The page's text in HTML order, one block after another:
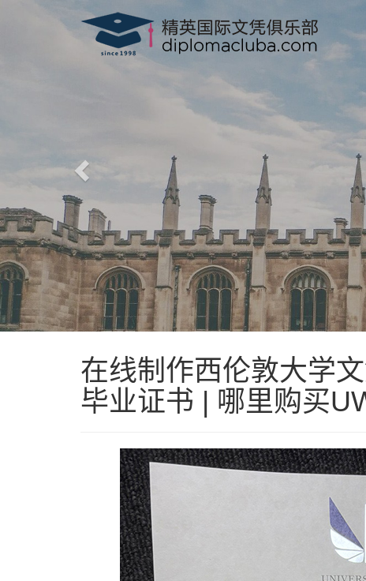
在线制作西伦敦大学
毕业证书 | 哪里购买